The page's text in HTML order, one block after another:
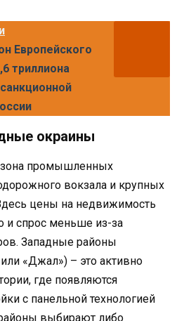
Европейского
триллиона
окраины
промышленных
вокзала и крупных
цены на недвижимость
и спрос меньше из-за
Западные районы
«Джал») – это активно
где появляются
с панельной технологией
районы выбирают либо